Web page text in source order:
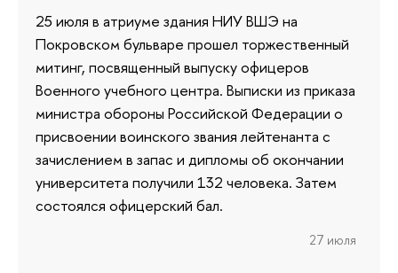
25 июля в атриуме здания НИУ ВШЭ на
Покровском бульваре прошел торжественный
митинг, посвященный выпуску офицеров
Военного учебного центра. Выписки из приказа
министра обороны Российской Федерации о
присвоении воинского звания лейтенанта с
зачислением в запас и дипломы об окончании
университета получили 132 человека. Затем
состоялся офицерский бал.
27 июля